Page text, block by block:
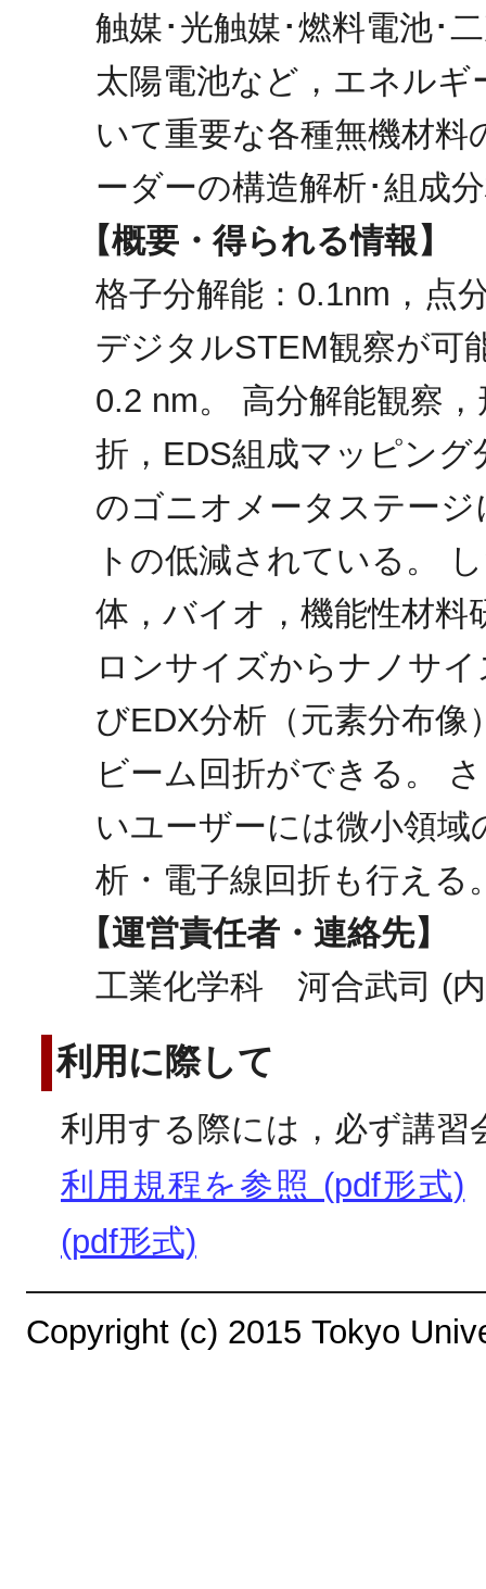
触媒･光触媒･燃料電池･
太陽電池など，エネルギ
いて重要な各種無機材料
ーダーの構造解析･組成
【概要・得られる情報】
格子分解能：0.1nm，点
デジタルSTEM観察が可
0.2 nm。 高分解能観察
折，EDS組成マッピング
のゴニオメータステー
トの低減されている。
体，バイオ，機能性材料
ロンサイズからナノサ
びEDX分析（元素分布像
ビーム回折ができる。
いユーザーには微小領域
析・電子線回折も行える
【運営責任者・連絡先】
工業化学科 河合武司 (
利用に際して
利用する際には，必ず講習
利用規程を参照 (pdf形式)
(pdf形式)
Copyright (c) 2015 Tokyo